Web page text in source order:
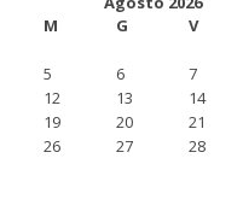
M G V
5 6 7
12 13 14
19 20 21
26 27 28